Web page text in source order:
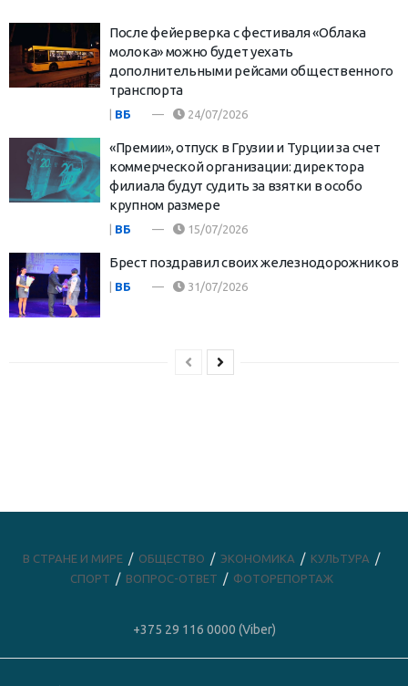
После фейерверка с фестиваля «Облака
молока» можно будет уехать
дополнительными рейсами общественного
транспорта
| ВБ 24/07/2026
«Премии», отпуск в Грузии и Турции за счет
коммерческой организации: директора
филиала будут судить за взятки в особо
крупном размере
| ВБ 15/07/2026
Брест поздравил своих железнодорожников
| ВБ 31/07/2026
В СТРАНЕ И МИРЕ ОБЩЕСТВО ЭКОНОМИКА
КУЛЬТУРА
СПОРТ
ВОПРОС-ОТВЕТ ФОТОРЕПОРТАЖ
+375 29 116 0000 (Viber)